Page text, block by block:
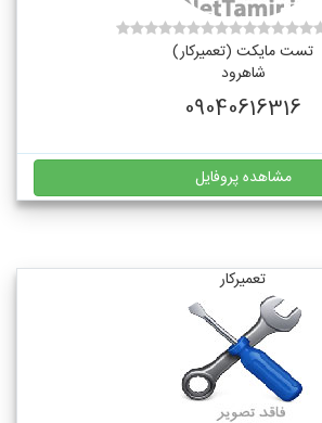
تست مایکت (تعمیرکار)
شاهرود
09040616316
مشاهده پروفایل
تعمیرکار